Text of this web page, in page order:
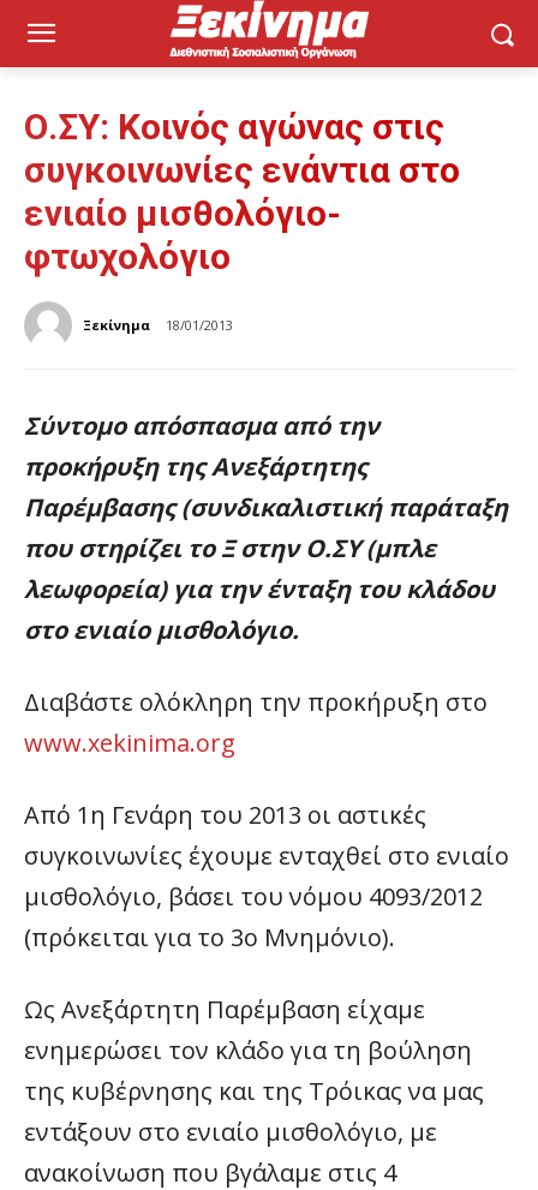
Ο.ΣΥ: Κοινός αγώνας στις
συγκοινωνίες ενάντια στο
ενιαίο μισθολόγιο-
φτωχολόγιο
Ξεκίνημα 18/01/2013
Σύντομο απόσπασμα από την
προκήρυξη της Ανεξάρτητης
Παρέμβασης (συνδικαλιστική παράταξη
που στηρίζει το Ξ στην Ο.ΣΥ (μπλε
λεωφορεία) για την ένταξη του κλάδου
στο ενιαίο μισθολόγιο.
Διαβάστε ολόκληρη την προκήρυξη στο
www.xekinima.org
Από 1η Γενάρη του 2013 οι αστικές
συγκοινωνίες έχουμε ενταχθεί στο ενιαίο
μισθολόγιο, βάσει του νόμου 4093/2012
(πρόκειται για το 3ο Μνημόνιο).
Ως Ανεξάρτητη Παρέμβαση είχαμε
ενημερώσει τον κλάδο για τη βούληση
της κυβέρνησης και της Τρόικας να μας
εντάξουν στο ενιαίο μισθολόγιο, με
ανακοίνωση που βγάλαμε στις 4